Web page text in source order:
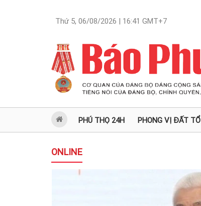
Thứ 5, 06/08/2026 | 16:41 GMT+7
PHÚ THỌ 24H PHONG VỊ ĐẤT TỔ
ONLINE